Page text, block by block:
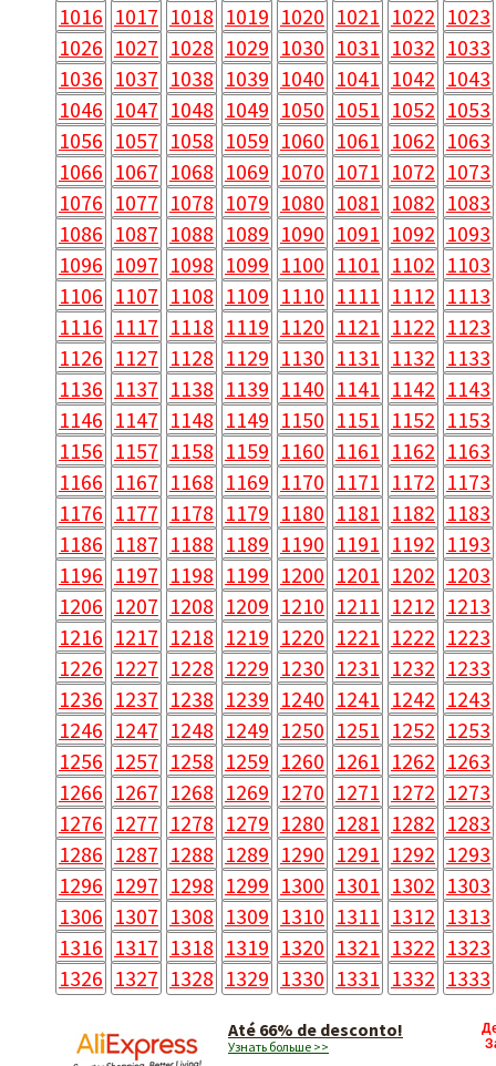
1016 1017 1018 1019 1020 1021 1022 1023
1026 1027 1028 1029 1030 1031 1032 1033
1036 1037 1038 1039 1040 1041 1042 1043
1046 1047 1048 1049 1050 1051 1052 1053
1056 1057 1058 1059 1060 1061 1062 1063
1066 1067 1068 1069 1070 1071 1072 1073
1076 1077 1078 1079 1080 1081 1082 1083
1086 1087 1088 1089 1090 1091 1092 1093
1096 1097 1098 1099 1100 1101 1102 1103
1106 1107 1108 1109 1110 1111 1112 1113
1116 1117 1118 1119 1120 1121 1122 1123
1126 1127 1128 1129 1130 1131 1132 1133
1136 1137 1138 1139 1140 1141 1142 1143
1146 1147 1148 1149 1150 1151 1152 1153
1156 1157 1158 1159 1160 1161 1162 1163
1166 1167 1168 1169 1170 1171 1172 1173
1176 1177 1178 1179 1180 1181 1182 1183
1186 1187 1188 1189 1190 1191 1192 1193
1196 1197 1198 1199 1200 1201 1202 1203
1206 1207 1208 1209 1210 1211 1212 1213
1216 1217 1218 1219 1220 1221 1222 1223
1226 1227 1228 1229 1230 1231 1232 1233
1236 1237 1238 1239 1240 1241 1242 1243
1246 1247 1248 1249 1250 1251 1252 1253
1256 1257 1258 1259 1260 1261 1262 1263
1266 1267 1268 1269 1270 1271 1272 1273
1276 1277 1278 1279 1280 1281 1282 1283
1286 1287 1288 1289 1290 1291 1292 1293
1296 1297 1298 1299 1300 1301 1302 1303
1306 1307 1308 1309 1310 1311 1312 1313
1316 1317 1318 1319 1320 1321 1322 1323
1326 1327 1328 1329 1330 1331 1332 1333
Até 66% de desconto!
Узнать больше >>